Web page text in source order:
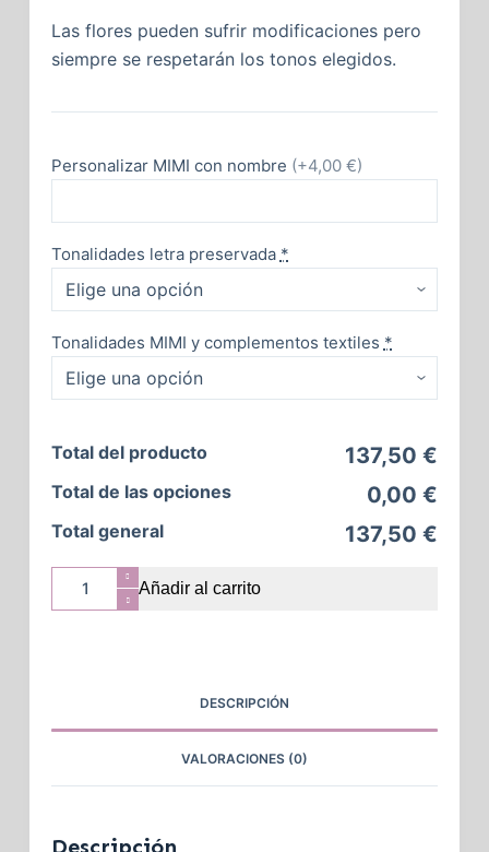
Las flores pueden sufrir modificaciones pero
siempre se respetarán los tonos elegidos.
Personalizar MIMI con nombre (+4,00 €)
Tonalidades letra preservada *
Tonalidades MIMI y complementos textiles *
Total del producto 137,50 €
Total de las opciones 0,00 €
Total general 137,50 €
Añadir al carrito
DESCRIPCIÓN
VALORACIONES (0)